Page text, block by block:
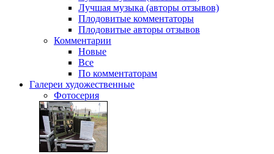
Лучшая музыка (авторы отзывов)
Плодовитые комментаторы
Плодовитые авторы отзывов
Комментарии
Новые
Все
По комментаторам
Галереи художественные
Фотосерия